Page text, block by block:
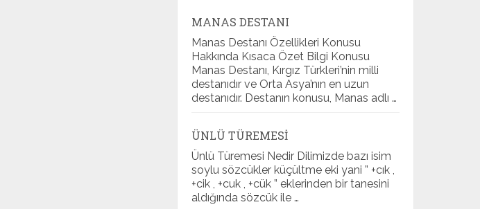
MANAS DESTANI
Manas Destanı Özellikleri Konusu
Hakkında Kısaca Özet Bilgi Konusu
Manas Destanı, Kırgız Türkleri’nin milli
destanıdır ve Orta Asya’nın en uzun
destanıdır. Destanın konusu, Manas adlı …
ÜNLÜ TÜREMESI
Ünlü Türemesi Nedir Dilimizde bazı isim
soylu sözcükler küçültme eki yani ” +cık ,
+cik , +cuk , +cük ” eklerinden bir tanesini
aldığında sözcük ile …